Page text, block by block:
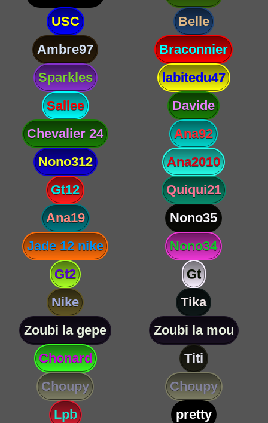
USC
Belle
Ambre97
Braconnier
Sparkles
labitedu47
Sallee
Davide
Chevalier 24
Ana92
Nono312
Ana2010
Gt12
Quiqui21
Ana19
Nono35
Jade 12 nike
Nono34
Gt2
Gt
Nike
Tika
Zoubi la gepe
Zoubi la mou
Chonard
Titi
Choupy
Choupy
Lpb
pretty